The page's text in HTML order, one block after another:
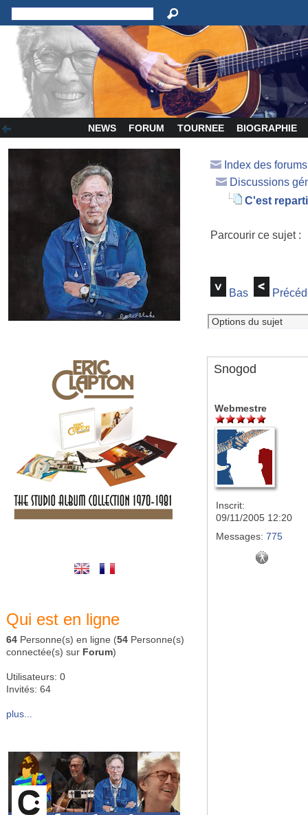
NEWS FORUM TOURNEE BIOGRAPHIE
Qui est en ligne
64 Personne(s) en ligne (54 Personne(s)
connectée(s) sur Forum)
Utilisateurs: 0
Invités: 64
plus...
Index des
Discussions
C'est reparti
Parcourir ce sujet
Bas
Snogod
Webmestre
Inscrit:
09/11/2005 12:20
Messages: 775